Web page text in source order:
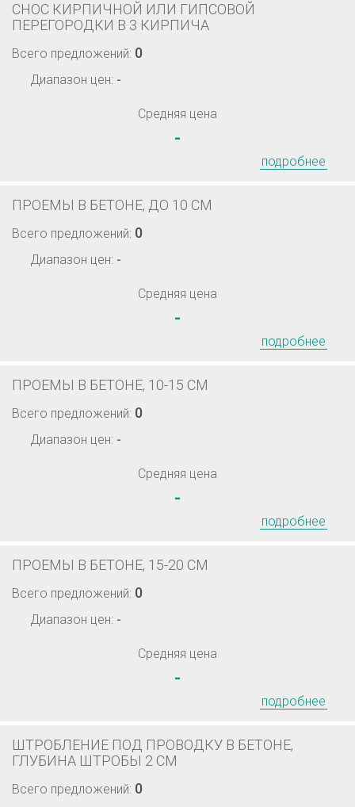
СНОС КИРПИЧНОЙ ИЛИ ГИПСОВОЙ
ПЕРЕГОРОДКИ В 3 КИРПИЧА
Всего предложений: 0
Диапазон цен: -
Средняя цена
-
подробнее
ПРОЕМЫ В БЕТОНЕ, ДО 10 СМ
Всего предложений: 0
Диапазон цен: -
Средняя цена
-
подробнее
ПРОЕМЫ В БЕТОНЕ, 10-15 СМ
Всего предложений: 0
Диапазон цен: -
Средняя цена
-
подробнее
ПРОЕМЫ В БЕТОНЕ, 15-20 СМ
Всего предложений: 0
Диапазон цен: -
Средняя цена
-
подробнее
ШТРОБЛЕНИЕ ПОД ПРОВОДКУ В БЕТОНЕ,
ГЛУБИНА ШТРОБЫ 2 СМ
Всего предложений: 0